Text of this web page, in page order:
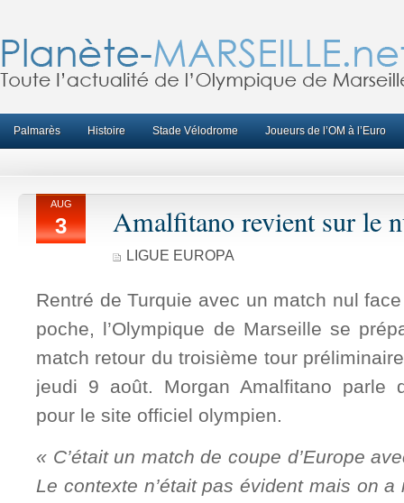
Palmarès Histoire Stade Vélodrome Joueurs de l’OM à l’Euro
AUG
3 Amalfitano revient sur le
LIGUE EUROPA
Rentré de Turquie avec un match nul
poche, l’Olympique de Marseille se
match retour du troisième tour
jeudi 9 août. Morgan Amalfitano parle
pour le site officiel olympien.
« C’était un match de coupe d’Europe
Le contexte n’était pas évident mais on